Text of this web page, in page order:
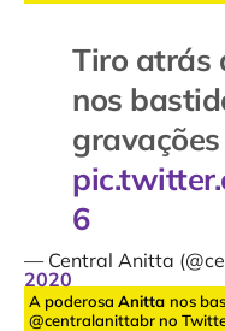
Tiro atrás
nos
6
— Central Anitta
2020
A poderosa Anitta nos
@centralanittabr no